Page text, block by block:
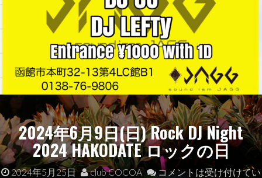
2024年6月9日(日) Rock DJ Night
2024 HAKODATE ロックの日
2024年5月25日 club COCOA
コメントは受け付けてい